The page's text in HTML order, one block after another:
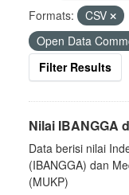
Formats:
CSV
Open Data
Filter Results
Nilai IBANGGA
Data berisi nilai
(IBANGGA) dan
(MUKP)